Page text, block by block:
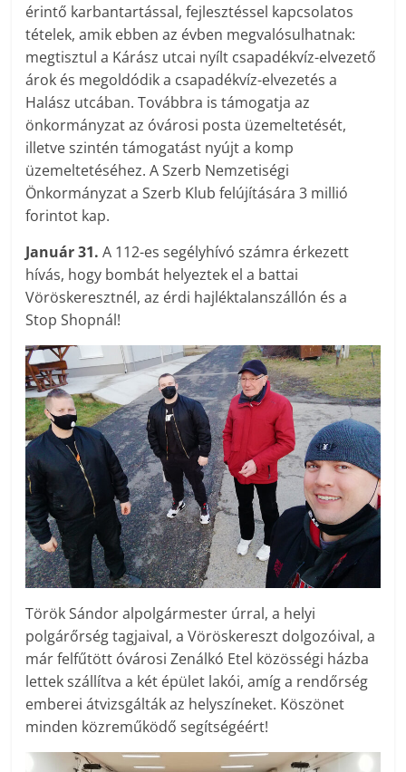
érintő karbantartással, fejlesztéssel kapcsolatos
tételek, amik ebben az évben megvalósulhatnak:
megtisztul a Kárász utcai nyílt csapadékvíz-elvezető
árok és megoldódik a csapadékvíz-elvezetés a
Halász utcában. Továbbra is támogatja az
önkormányzat az óvárosi posta üzemeltetését,
illetve szintén támogatást nyújt a komp
üzemeltetéséhez. A Szerb Nemzetiségi
Önkormányzat a Szerb Klub felújítására 3 millió
forintot kap.
Január 31.A 112-es segélyhívó számra érkezett
hívás, hogy bombát helyeztek el a battai
Vöröskeresztnél, az érdi hajléktalanszállón és a
Stop Shopnál!
Török Sándor alpolgármester úrral, a helyi
polgárőrség tagjaival, a Vöröskereszt dolgozóival, a
már felfűtött óvárosi Zenálkó Etel közösségi házba
lettek szállítva a két épület lakói, amíg a rendőrség
emberei átvizsgálták az helyszíneket. Köszönet
minden közreműködő segítségéért!